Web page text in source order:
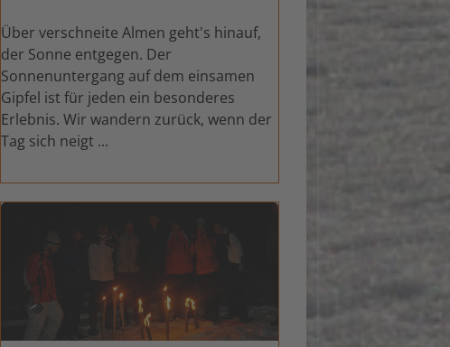
Über verschneite Almen geht's hinauf,
der Sonne entgegen. Der
Sonnenuntergang auf dem einsamen
Gipfel ist für jeden ein besonderes
Erlebnis. Wir wandern zurück, wenn der
Tag sich neigt ...